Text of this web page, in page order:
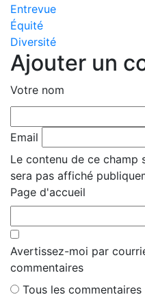
Entrevue
Équité
Diversité
Ajouter un
Votre nom
Email
Le contenu de ce champ
sera pas affiché
Page d'accueil
Avertissez-moi par
commentaires
Tous les commentaires